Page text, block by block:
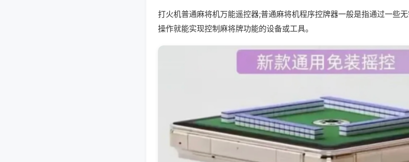
打火机普通麻将机万能遥控器;普通麻将机程序控牌器一般是指通过一些
操作就能实现控制麻将牌功能的设备或工具。